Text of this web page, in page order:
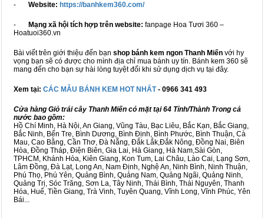
- Website: https://banhkem360.com/
- Mạng xã hội tích hợp trên website: fanpage Hoa Tươi 360 –
Hoatuoi360.vn
Bài viết trên giới thiệu đến bạn shop bánh kem ngon Thanh Miến với hy
vọng bạn sẽ có được cho mình địa chỉ mua bánh uy tín. Bánh kem 360 sẽ
mang đến cho bạn sự hài lòng tuyệt đối khi sử dụng dịch vụ tại đây.
Xem tại: CÁC MẪU BÁNH KEM HOT NHẤT- 0966 341 493
Cửa hàng Giỏ trái cây Thanh Miến có mặt tại 64 Tỉnh/Thành Trong cả
nước bao gồm:
Hồ Chí Minh, Hà Nội, An Giang, Vũng Tàu, Bạc Liêu, Bắc Kạn, Bắc Giang,
Bắc Ninh, Bến Tre, Bình Dương, Bình Định, Bình Phước, Bình Thuận, Cà
Mau, Cao Bằng, Cần Thơ, Đà Nẵng, Đắk Lắk,Đắk Nông, Đồng Nai, Biên
Hòa, Đồng Tháp, Điện Biên, Gia Lai, Hà Giang, Hà Nam,Sài Gòn,
TPHCM, Khánh Hòa, Kiên Giang, Kon Tum, Lai Châu, Lào Cai, Lạng Sơn,
Lâm Đồng, Đà Lạt, Long An, Nam Định, Nghệ An, Ninh Bình, Ninh Thuận,
Phú Thọ, Phú Yên, Quảng Bình, Quảng Nam, Quảng Ngãi, Quảng Ninh,
Quảng Trị, Sóc Trăng, Sơn La, Tây Ninh, Thái Bình, Thái Nguyên, Thanh
Hóa, Huế, Tiền Giang, Trà Vinh, Tuyên Quang, Vĩnh Long, Vĩnh Phúc, Yên
Bái...